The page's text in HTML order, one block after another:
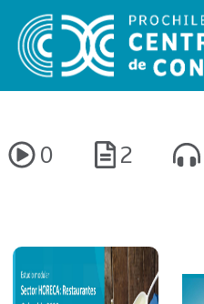
0 2